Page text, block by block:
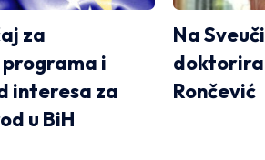
za
i
interesa za
u BiH
Na
Rončević